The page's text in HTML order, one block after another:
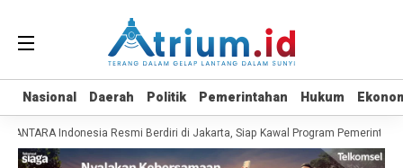
Nasional Daerah Politik Pemerintahan Hukum
Nasional Daerah Politik Pemerintahan Hukum
Indonesia Resmi Berdiri di Jakarta, Siap Kawal Program Pemerintah